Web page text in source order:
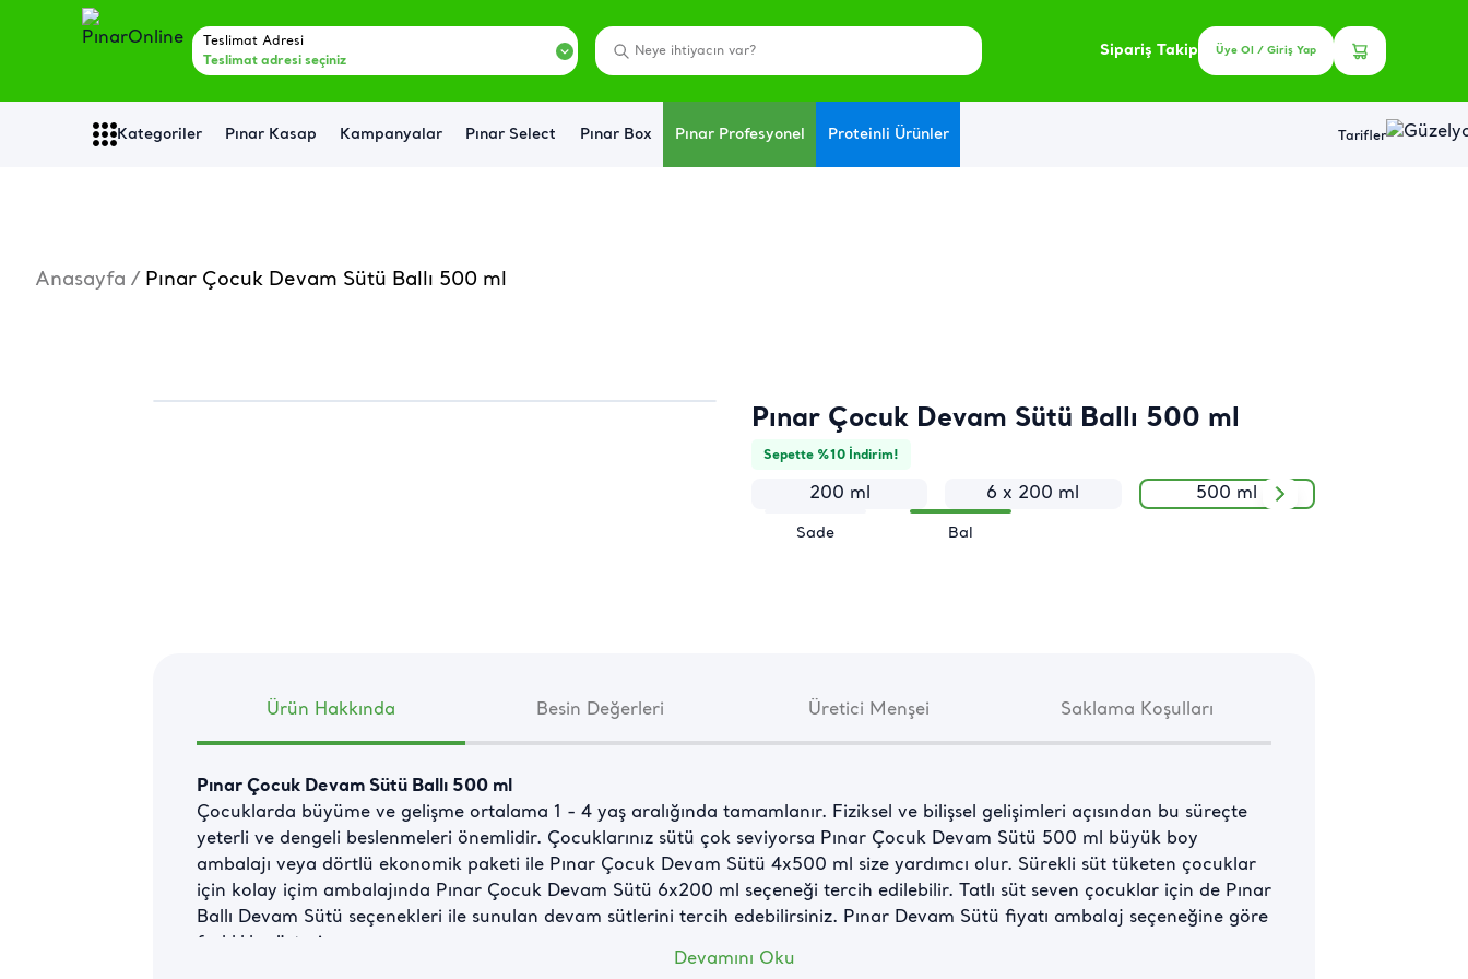
Teslimat Adresi
Teslimat adresi seçiniz
Sipariş Takip Üye Ol / Giriş Yap
Kategoriler Pınar Kasap Kampanyalar Pınar Select Pınar Box Pınar Profesyonel Proteinli Ürünler Tarifler
Anasayfa / Pınar Çocuk Devam Sütü Ballı 500 ml
Pınar Çocuk Devam Sütü Ballı 500 ml
Sepette %10 İndirim!
200 ml 6 x 200 ml 500 ml
Sade Bal
Ürün Hakkında Besin Değerleri Üretici Menşei Saklama Koşulları
Pınar Çocuk Devam Sütü Ballı 500 ml
Çocuklarda büyüme ve gelişme ortalama 1 - 4 yaş aralığında tamamlanır. Fiziksel ve bilişsel gelişimleri açısından bu süreçte
yeterli ve dengeli beslenmeleri önemlidir. Çocuklarınız sütü çok seviyorsa Pınar Çocuk Devam Sütü 500 ml büyük boy
ambalajı veya dörtlü ekonomik paketi ile Pınar Çocuk Devam Sütü 4x500 ml size yardımcı olur. Sürekli süt tüketen çocuklar
için kolay içim ambalajında Pınar Çocuk Devam Sütü 6x200 ml seçeneği tercih edilebilir. Tatlı süt seven çocuklar için de Pınar
Ballı Devam Sütü seçenekleri ile sunulan devam sütlerini tercih edebilirsiniz. Pınar Devam Sütü fiyatı ambalaj seçeneğine göre
farklılık gösterir.
Devamını Oku